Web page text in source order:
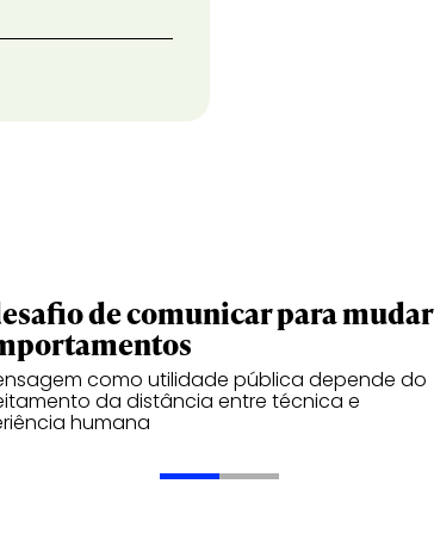
de comunicar para mudar
como utilidade pública depende do
da distância entre técnica e
humana